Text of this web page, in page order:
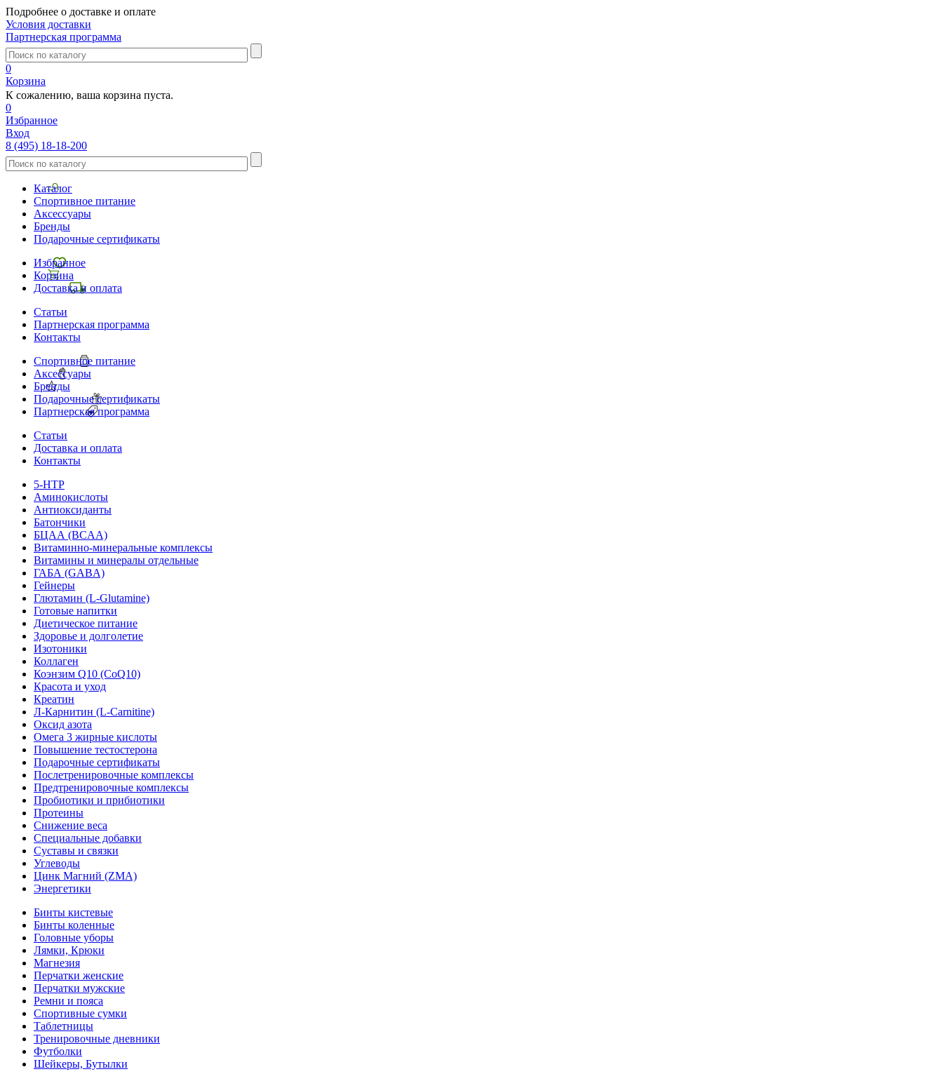
Подробнее о доставке и оплате
Условия доставки
Партнерская программа
0
Корзина
К сожалению, ваша корзина пуста.
0
Избранное
Вход
8 (495) 18-18-200
Каталог
Спортивное питание
Аксессуары
Бренды
Подарочные сертификаты
Избранное
Корзина
Доставка и оплата
Статьи
Партнерская программа
Контакты
Спортивное питание
Аксессуары
Бренды
Подарочные сертификаты
Партнерская программа
Статьи
Доставка и оплата
Контакты
5-HTP
Аминокислоты
Антиоксиданты
Батончики
БЦАА (BCAA)
Витаминно-минеральные комплексы
Витамины и минералы отдельные
ГАБА (GABA)
Гейнеры
Глютамин (L-Glutamine)
Готовые напитки
Диетическое питание
Здоровье и долголетие
Изотоники
Коллаген
Коэнзим Q10 (CoQ10)
Красота и уход
Креатин
Л-Карнитин (L-Сarnitine)
Оксид азота
Омега 3 жирные кислоты
Повышение тестостерона
Подарочные сертификаты
Послетренировочные комплексы
Предтренировочные комплексы
Пробиотики и прибиотики
Протеины
Снижение веса
Специальные добавки
Суставы и связки
Углеводы
Цинк Магний (ZMA)
Энергетики
Бинты кистевые
Бинты коленные
Головные уборы
Лямки, Крюки
Магнезия
Перчатки женские
Перчатки мужские
Ремни и пояса
Спортивные сумки
Таблетницы
Тренировочные дневники
Футболки
Шейкеры, Бутылки